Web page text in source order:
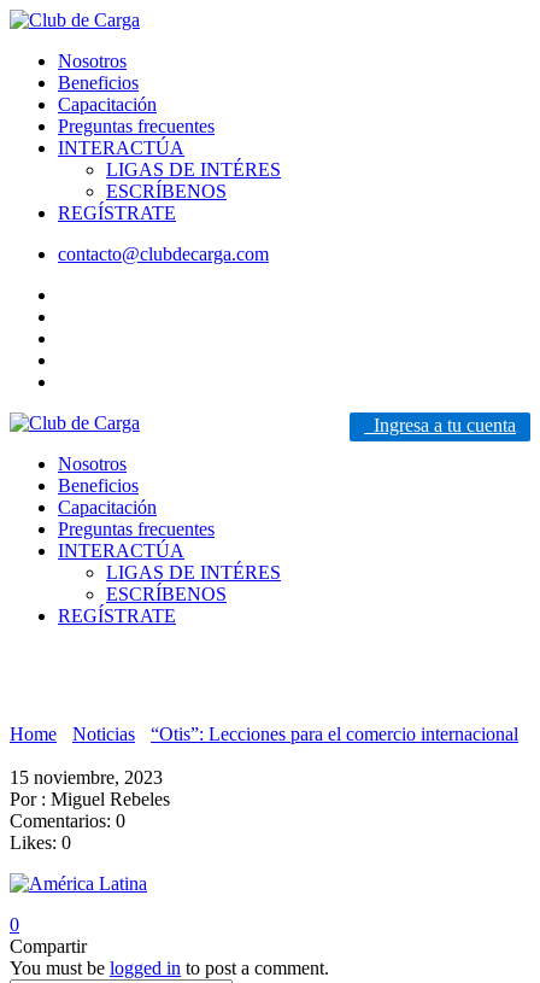
Nosotros
Beneficios
Capacitación
Preguntas frecuentes
INTERACTÚA
LIGAS DE INTÉRES
ESCRÍBENOS
REGÍSTRATE
contacto@clubdecarga.com
Ingresa a tu cuenta
Nosotros
Beneficios
Capacitación
Preguntas frecuentes
INTERACTÚA
LIGAS DE INTÉRES
ESCRÍBENOS
REGÍSTRATE
Home Noticias “Otis”: Lecciones para el comercio internacional
15 noviembre, 2023
Por : Miguel Rebeles
Comentarios: 0
Likes: 0
0
Compartir
You must be logged in to post a comment.